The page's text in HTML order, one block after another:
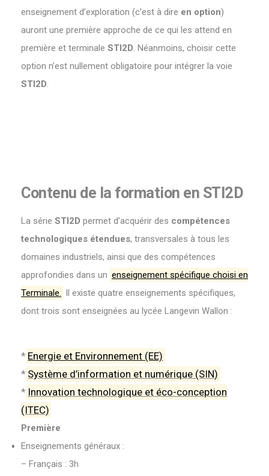
enseignement d’exploration (c’est à dire en option)
auront une première approche de ce qui les attend en
première et terminale STI2D. Néanmoins, choisir cette
option n’est nullement obligatoire pour intégrer la voie
STI2D.
Contenu de la formation en STI2D
La série STI2D permet d’acquérir des compétences
technologiques étendues, transversales à tous les
domaines industriels, ainsi que des compétences
approfondies dans un enseignement spécifique choisi en
Terminale. Il existe quatre enseignements spécifiques,
dont trois sont enseignées au lycée Langevin Wallon :
* Energie et Environnement (EE)
* Système d’information et numérique (SIN)
* Innovation technologique et éco-conception
(ITEC)
Première
Enseignements généraux :
– Français : 3h